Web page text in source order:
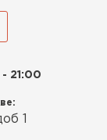
21:00
1